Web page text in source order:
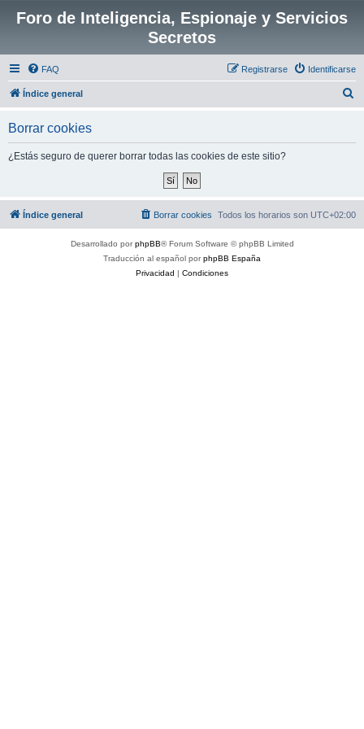
Foro de Inteligencia, Espionaje y Servicios
Secretos
FAQ Identificarse
Registrarse
Índice general
Borrar cookies
¿Estás seguro de querer borrar todas las cookies de este sitio?
Índice general Todos los horarios son UTC+02:00
Borrar cookies
Desarrollado porphpBB® Forum Software © phpBB Limited
Traducción al español porphpBB España
Privacidad | Condiciones